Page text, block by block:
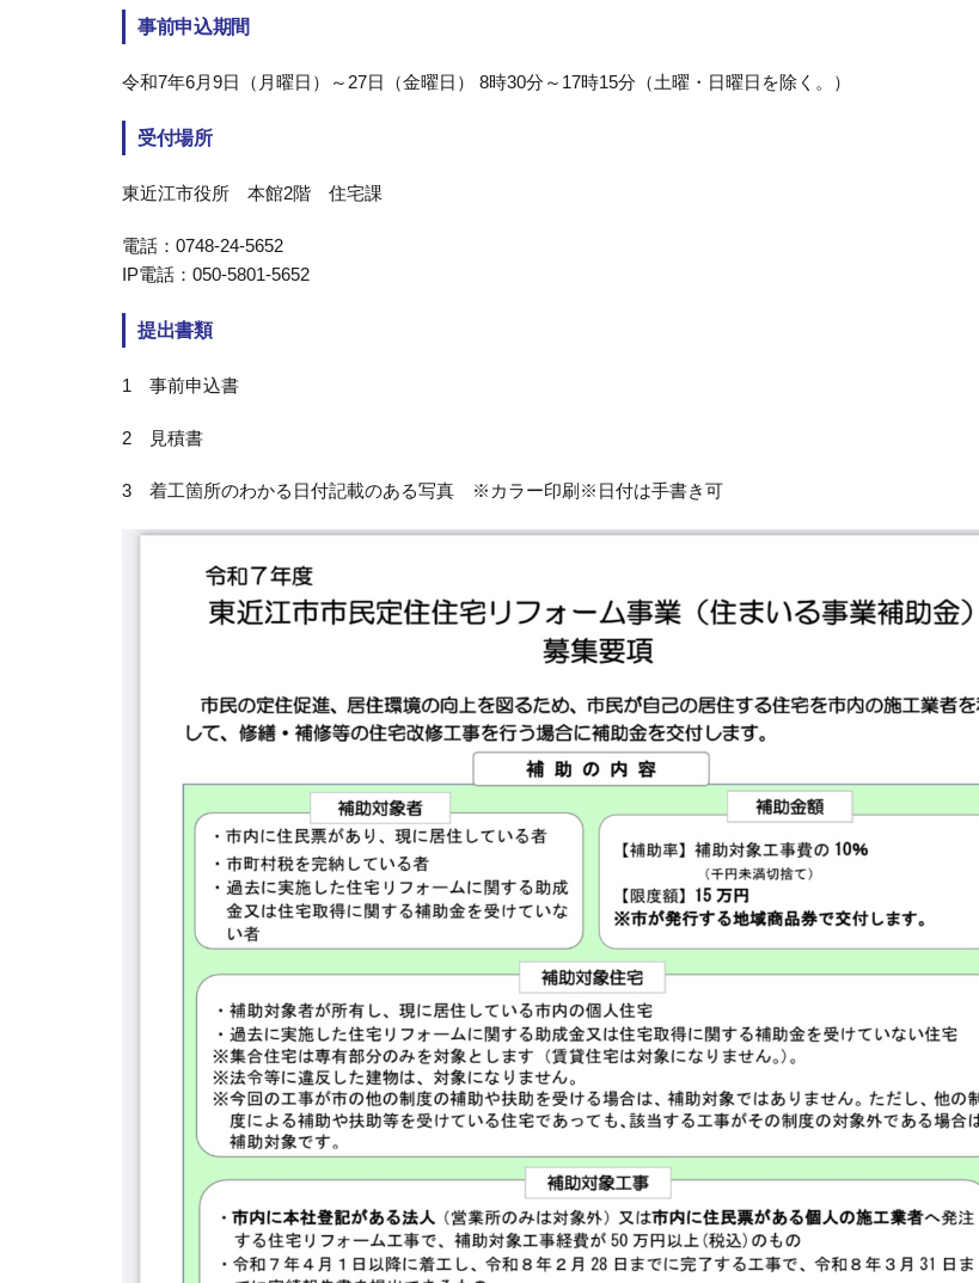
事前申込期間
令和7年6月9日（月曜日）～27日（金曜日） 8時30分～17時15分（土曜・日曜日を除く。）
受付場所
東近江市役所 本館2階 住宅課
電話：0748-24-5652
IP電話：050-5801-5652
提出書類
1 事前申込書
2 見積書
3 着工箇所のわかる日付記載のある写真 ※カラー印刷※日付は手書き可